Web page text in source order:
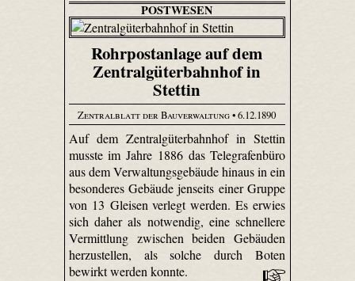
POSTWESEN
Rohrpostanlage auf dem
Zentralgüterbahnhof in
Stettin
Zentralblatt der Bauverwaltung• 6.12.1890
Auf dem Zentralgüterbahnhof in Stettin
musste im Jahre 1886 das Telegrafenbüro
aus dem Verwaltungsgebäude hinaus in ein
besonderes Gebäude jenseits einer Gruppe
von 13 Gleisen verlegt werden. Es erwies
sich daher als notwendig, eine schnellere
Vermittlung zwischen beiden Gebäuden
herzustellen, als solche durch Boten
bewirkt werden konnte.